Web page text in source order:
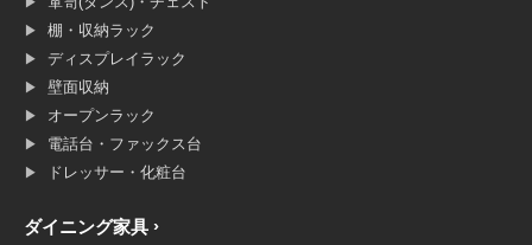
棚・収納ラック
ディスプレイラック
壁面収納
オープンラック
電話台・ファックス台
ドレッサー・化粧台
ダイニング家具